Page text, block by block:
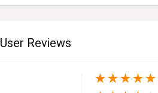
User Reviews
★★★★★